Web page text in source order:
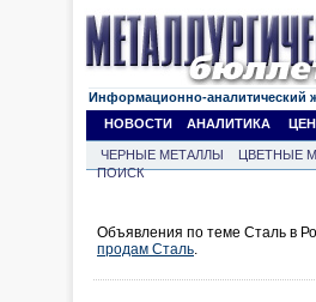
Информационно-аналитический
НОВОСТИ
АНАЛИТИКА
ЧЕРНЫЕ МЕТАЛЛЫ ЦВЕТНЫЕ
ПОИСК
Объявления по теме Сталь в
продам Сталь.